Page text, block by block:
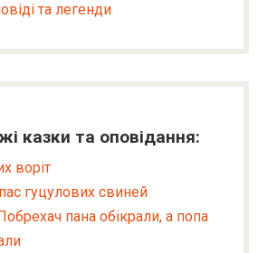
та легенди
казки та оповідання:
воріт
гуцулових свиней
пана обікрали, а попа